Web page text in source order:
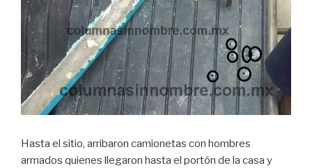
Hasta el sitio, arribaron camionetas con hombres
armados quienes llegaron hasta el portón de la casa y